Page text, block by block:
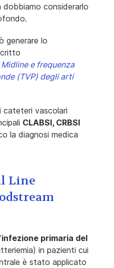
dobbiamo considerarlo
generare lo
e frequenza
(TVP) degli arti
cateteri vascolari
CLABSI, CRBSI
la diagnosi medica
Line
infezione primaria del
in pazienti cui
è stato applicato